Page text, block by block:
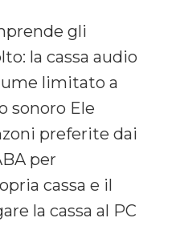
gli
la cassa audio
limitato a
sonoro Ele
preferite dai
per
cassa e il
la cassa al PC